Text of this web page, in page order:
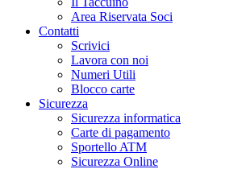
Area Riservata Soci
Contatti
Scrivici
Lavora con noi
Numeri Utili
Blocco carte
Sicurezza
Sicurezza informatica
Carte di pagamento
Sportello ATM
Sicurezza Online